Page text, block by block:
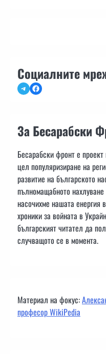
Социалните
TelegramFacebook
За Бесарабски
Бесарабски фронт е
цел популяризиране на
развитие на българското
пълномащабното
насочихме нашата енергия
хроники за войната в
българският читател да
случващото се в момента.
Материал на фокус:
професор WikiPedia